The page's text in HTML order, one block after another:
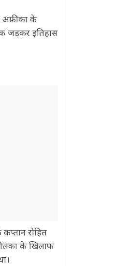
के
जड़कर इतिहास
रोहित
के खिलाफ